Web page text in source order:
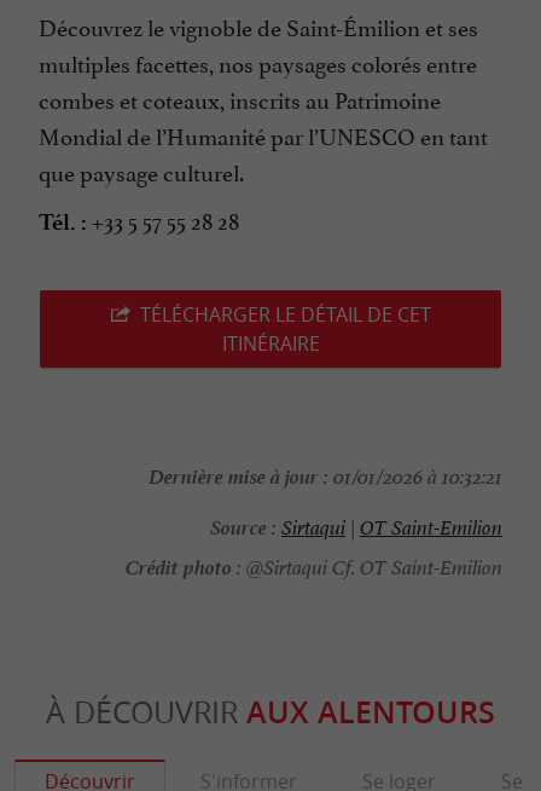
Découvrez le vignoble de Saint-Émilion et ses
multiples facettes, nos paysages colorés entre
combes et coteaux, inscrits au Patrimoine
Mondial de l’Humanité par l’UNESCO en tant
que paysage culturel.
Tél. : +33 5 57 55 28 28
TÉLÉCHARGER LE DÉTAIL DE CET
ITINÉRAIRE
Dernière mise à jour : 01/01/2026 à 10:32:21
Source : Sirtaqui | OT Saint-Emilion
Crédit photo : @Sirtaqui Cf. OT Saint-Emilion
À DÉCOUVRIR AUX ALENTOURS
Découvrir S'informer Se loger Se